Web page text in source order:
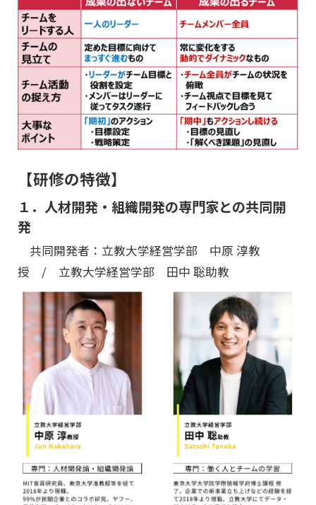
【研修の特徴】
１．人材開発・組織開発の専門家との共同開
発
共同開発者：立教大学経営学部 中原 淳教
授 / 立教大学経営学部 田中 聡助教